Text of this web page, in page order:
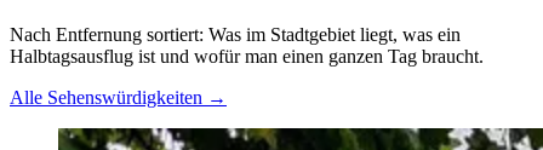
Nach Entfernung sortiert: Was im Stadtgebiet liegt, was ein
Halbtagsausflug ist und wofür man einen ganzen Tag braucht.
Alle Sehenswürdigkeiten →